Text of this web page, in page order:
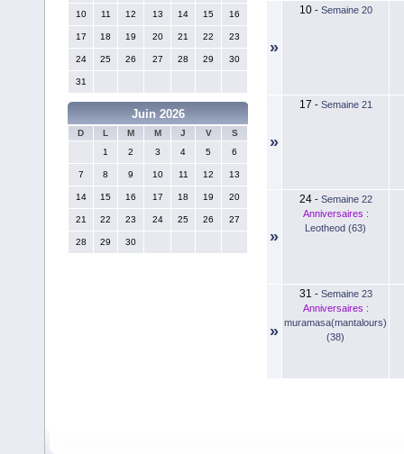
10 11 12 13 14 15 16
17 18 19 20 21 22 23
24 25 26 27 28 29 30
31
Juin 2026
D L M M J V
S
1
2 3 4 5 6
7 8 9 10 11 12 13
14 15 16 17 18 19 20
21 22 23 24 25 26 27
28 29 30
»
10- Semaine 20
»
17 - Semaine 21
»
24- Semaine 22
Anniversaires :
Leotheod (63)
»
31 - Semaine 23
Anniversaires :
muramasa(mantalours)
(38)